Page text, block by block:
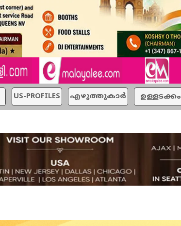
US-PROFILES എഴുത്തുകാര്‍ ഉള്ളടക്കം